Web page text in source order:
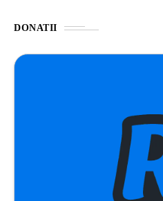
DONATII
Espressor paduri
1 year ago
Ai simțit vreodată